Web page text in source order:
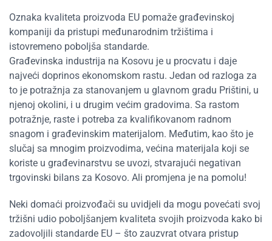
Oznaka kvaliteta proizvoda EU pomaže građevinskoj
kompaniji da pristupi međunarodnim tržištima i
istovremeno poboljša standarde.
Građevinska industrija na Kosovu je u procvatu i daje
najveći doprinos ekonomskom rastu. Jedan od razloga za
to je potražnja za stanovanjem u glavnom gradu Prištini, u
njenoj okolini, i u drugim većim gradovima. Sa rastom
potražnje, raste i potreba za kvalifikovanom radnom
snagom i građevinskim materijalom. Međutim, kao što je
slučaj sa mnogim proizvodima, većina materijala koji se
koriste u građevinarstvu se uvozi, stvarajući negativan
trgovinski bilans za Kosovo. Ali promjena je na pomolu!
Neki domaći proizvođači su uvidjeli da mogu povećati svoj
tržišni udio poboljšanjem kvaliteta svojih proizvoda kako bi
zadovoljili standarde EU – što zauzvrat otvara pristup